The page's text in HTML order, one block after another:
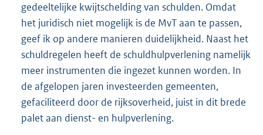
gedeeltelijke kwijtschelding van schulden. Omdat
het juridisch niet mogelijk is de MvT aan te passen,
geef ik op andere manieren duidelijkheid. Naast het
schuldregelen heeft de schuldhulpverlening namelijk
meer instrumenten die ingezet kunnen worden. In
de afgelopen jaren investeerden gemeenten,
gefaciliteerd door de rijksoverheid, juist in dit brede
palet aan dienst- en hulpverlening.